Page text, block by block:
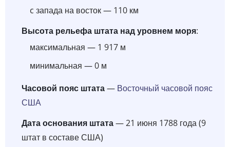
c запада на восток — 110 км
Высота рельефа штата над уровнем моря:
максимальная — 1 917 м
минимальная — 0 м
Часовой пояс штата— Восточный часовой пояс
США
Дата основания штата— 21 июня 1788 года (9
штат в составе США)